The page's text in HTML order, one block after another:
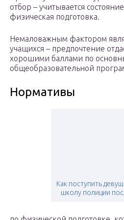
отбор – учитывается
физическая подготовка.
Немаловажным фактором
учащихся – предпочтение
хорошими баллами по
общеобразовательной
Нормативы
Как поступить
школу полиции